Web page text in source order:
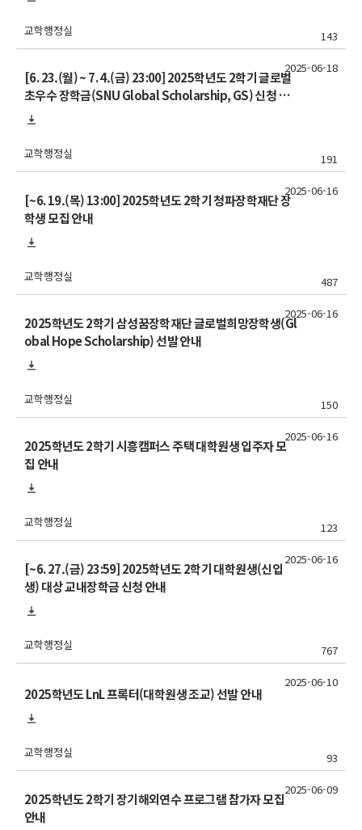
교학행정실 143
[6. 23.(월) ~ 7. 4.(금) 23:00] 2025학년도 2학기 글로벌
초우수 장학금(SNU Global Scholarship, GS) 신청 안
내
교학행정실 191
2025-06-18
[~6. 19.(목) 13:00] 2025학년도 2학기 청파장학재단 장
학생 모집 안내
교학행정실 487
2025-06-16
2025학년도 2학기 삼성꿈장학재단 글로벌희망장학생(Gl
obal Hope Scholarship) 선발 안내
교학행정실 150
2025-06-16
2025학년도 2학기 시흥캠퍼스 주택 대학원생 입주자 모
집 안내
교학행정실 123
2025-06-16
[~6. 27.(금) 23:59] 2025학년도 2학기 대학원생(신입
생) 대상 교내장학금 신청 안내
교학행정실 767
2025-06-16
2025학년도 LnL 프록터(대학원생 조교) 선발 안내
교학행정실 93
2025-06-10
2025학년도 2학기 장기해외연수 프로그램 참가자 모집
안내
2025-06-09